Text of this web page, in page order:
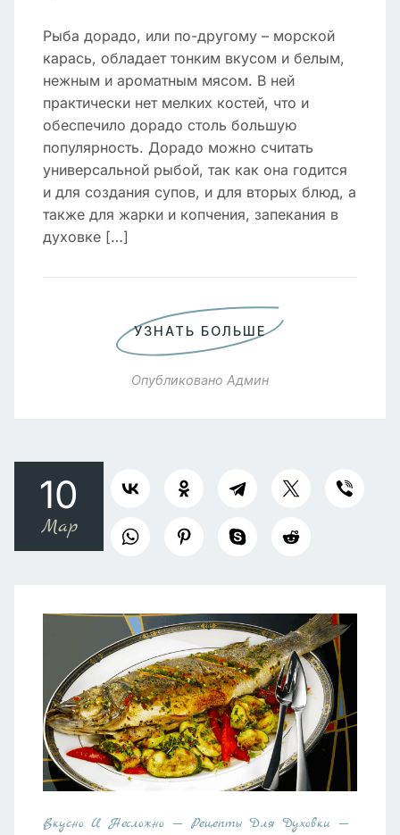
Рыба дорадо, или по-другому – морской
карась, обладает тонким вкусом и белым,
нежным и ароматным мясом. В ней
практически нет мелких костей, что и
обеспечило дорадо столь большую
популярность. Дорадо можно считать
универсальной рыбой, так как она годится
и для создания супов, и для вторых блюд, а
также для жарки и копчения, запекания в
духовке […]
УЗНАТЬ БОЛЬШЕ
Опубликовано Админ
10
Мар
Вкусно И Несложно
Рецепты Для Духовки